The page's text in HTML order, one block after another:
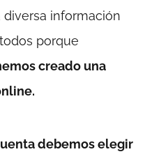
información
porque
creado una
debemos elegir